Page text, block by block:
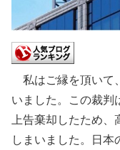
私はご縁を頂いて
いました。この裁判
上告棄却したため
しまいました。日